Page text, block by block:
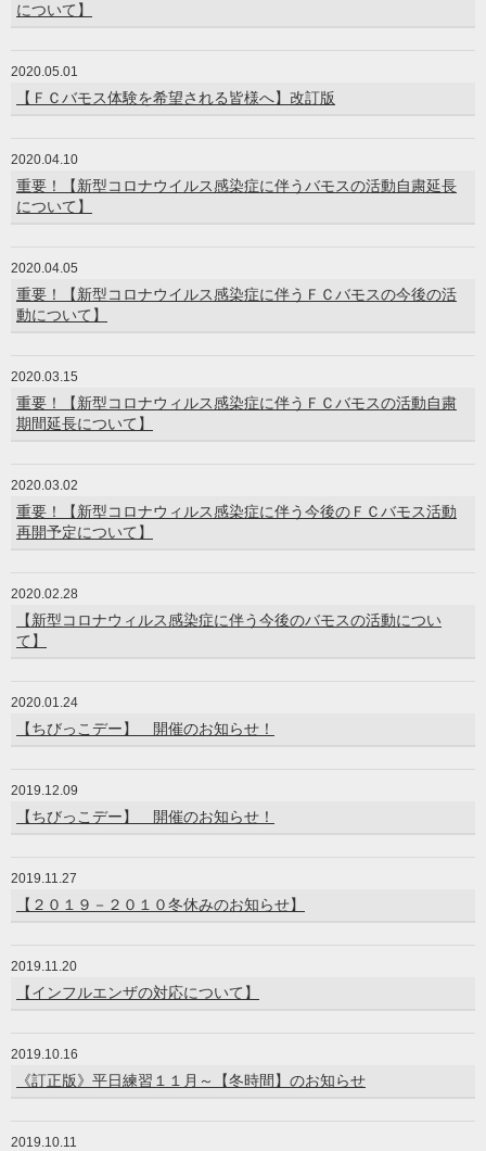
について】
2020.05.01
【ＦＣバモス体験を希望される皆様へ】改訂版
2020.04.10
重要！【新型コロナウイルス感染症に伴うバモスの活動自粛延長
について】
2020.04.05
重要！【新型コロナウイルス感染症に伴うＦＣバモスの今後の活
動について】
2020.03.15
重要！【新型コロナウィルス感染症に伴うＦＣバモスの活動自粛
期間延長について】
2020.03.02
重要！【新型コロナウィルス感染症に伴う今後のＦＣバモス活動
再開予定について】
2020.02.28
【新型コロナウィルス感染症に伴う今後のバモスの活動につい
て】
2020.01.24
【ちびっこデー】 開催のお知らせ！
2019.12.09
【ちびっこデー】 開催のお知らせ！
2019.11.27
【２０１９－２０１０冬休みのお知らせ】
2019.11.20
【インフルエンザの対応について】
2019.10.16
《訂正版》平日練習１１月～【冬時間】のお知らせ
2019.10.11